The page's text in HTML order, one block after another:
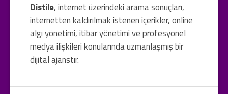
Distile, internet üzerindeki arama sonuçları,
internetten kaldırılmak istenen içerikler, online
algı yönetimi, itibar yönetimi ve profesyonel
medya ilişkileri konularında uzmanlaşmış bir
dijital ajanstır.